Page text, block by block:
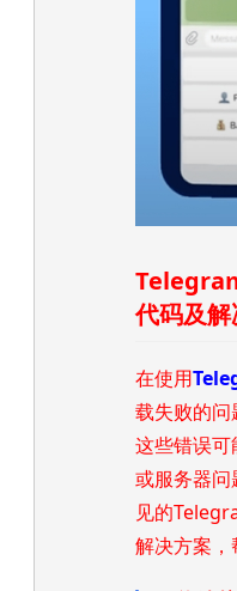
代码及
在使用
载失败的问
这些错误
或服务器问
见的
解决方案